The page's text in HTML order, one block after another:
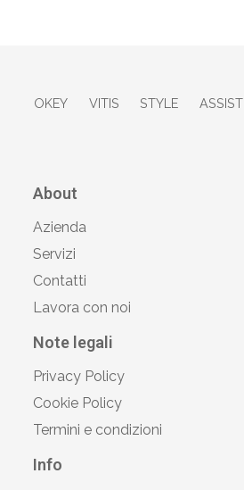
OKEY VITIS STYLE ASSIST
About
Azienda
Servizi
Contatti
Lavora con noi
Note legali
Privacy Policy
Cookie Policy
Termini e condizioni
Info